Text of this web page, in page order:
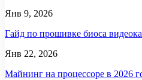
Янв 9, 2026
Гайд по прошивке биоса
Янв 22, 2026
Майнинг на процессоре в 2026